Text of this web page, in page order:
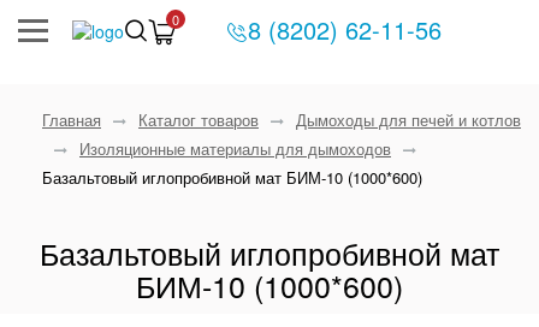
0 8 (8202) 62-11-56
Главная Каталог товаров
Дымоходы для печей и котлов
Изоляционные материалы для дымоходов
Базальтовый иглопробивной мат БИМ-10 (1000*600)
Базальтовый иглопробивной мат
БИМ-10 (1000*600)